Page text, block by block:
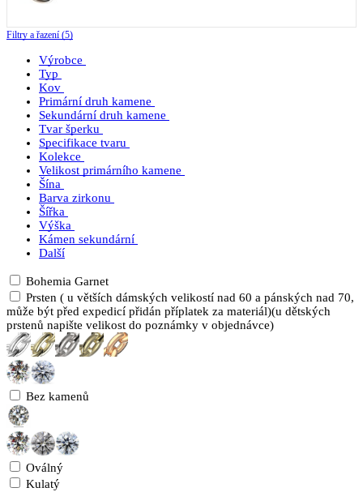
Filtry a řazení (5)
Výrobce
Typ
Kov
Primární druh kamene
Sekundární druh kamene
Tvar šperku
Specifikace tvaru
Kolekce
Velikost primárního kamene
Šína
Barva zirkonu
Šířka
Výška
Kámen sekundární
Další
Bohemia Garnet
Prsten ( u větších dámských velikostí nad 60 a pánských nad 70,
může být před expedicí přidán příplatek za materiál)(u dětských
prstenů napište velikost do poznámky v objednávce)
Bez kamenů
Oválný
Kulatý